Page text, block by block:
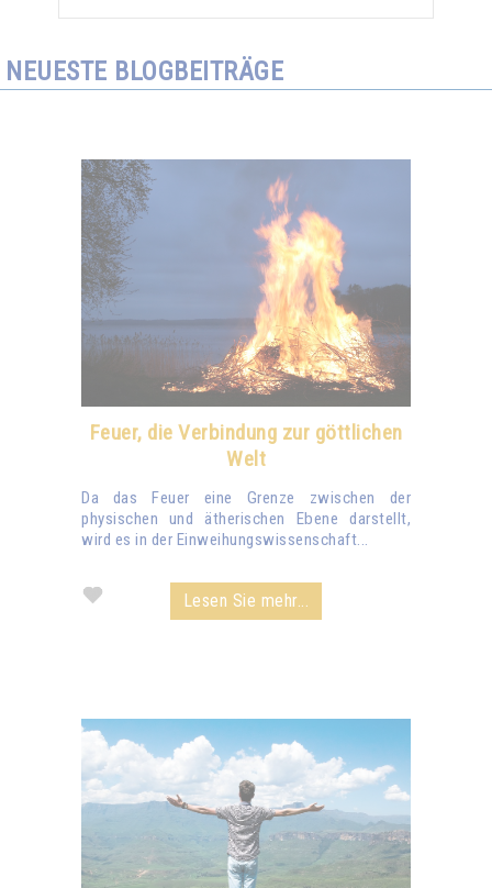
NEUESTE BLOGBEITRÄGE
Feuer, die Verbindung zur göttlichen
Welt
Da das Feuer eine Grenze zwischen der
physischen und ätherischen Ebene darstellt,
wird es in der Einweihungswissenschaft...
Lesen Sie mehr...